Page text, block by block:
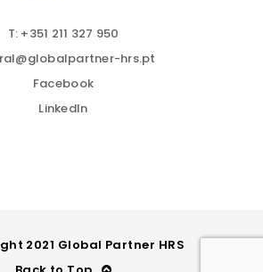
T: +351 211 327 950
hrs.pt
Facebook
LinkedIn
2021 Global Partner HRS